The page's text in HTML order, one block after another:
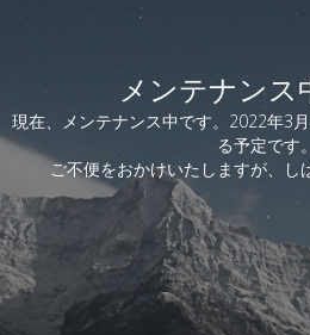
メンテナンス
現在、メンテナンス中です。2022年3
る予定です。
ご不便をおかけいたしますが、し